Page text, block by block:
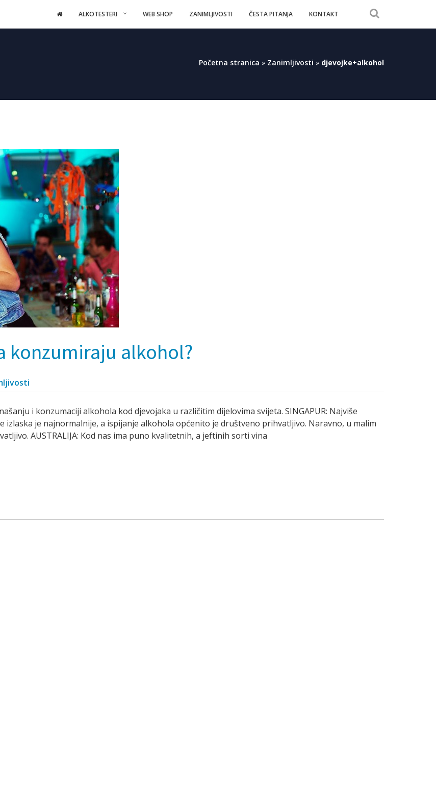
ALKOTESTERI WEB SHOP ZANIMLJIVOSTI ČESTA PITANJA KONTAKT
Početna stranica » Zanimljivosti » djevojke+alkohol
konzumiraju alkohol?
i konzumaciji alkohola kod djevojaka u različitim dijelovima svijeta. SINGAPUR: Najviše
izlaska je najnormalnije, a ispijanje alkohola općenito je društveno prihvatljivo. Naravno, u malim
AUSTRALIJA: Kod nas ima puno kvalitetnih, a jeftinih sorti vina